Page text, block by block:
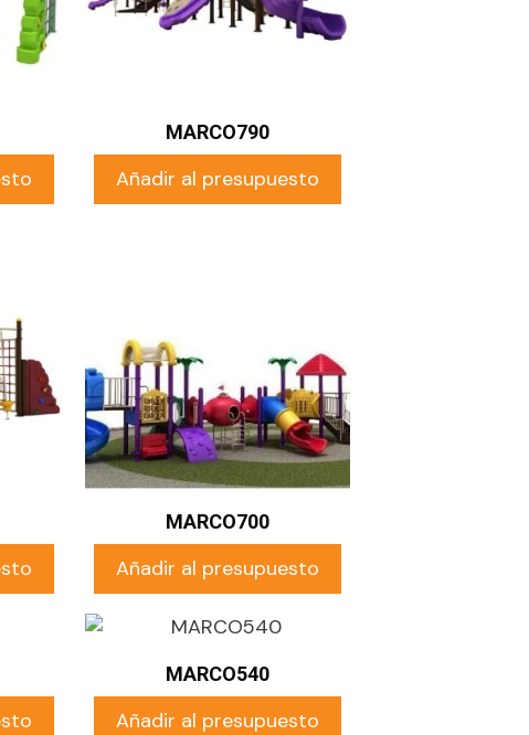
MARCO790
Añadir al presupuesto
MARCO700
Añadir al presupuesto
MARCO540
Añadir al presupuesto